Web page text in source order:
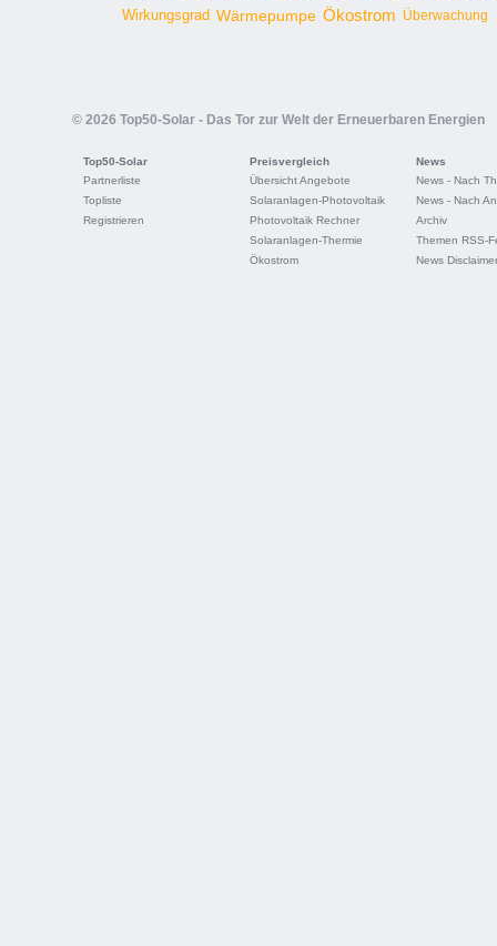
Wirkungsgrad Wärmepumpe Ökostrom Überwachung
© 2026 Top50-Solar - Das Tor zur Welt der Erneuerbaren Energien
Top50-Solar
Partnerliste
Topliste
Registrieren
Preisvergleich
Übersicht Angebote
Solaranlagen-Photovoltaik
Photovoltaik Rechner
Solaranlagen-Thermie
Ökostrom
News
News - Nach
News - Nach
Archiv
Themen RSS-
News Disclaimer